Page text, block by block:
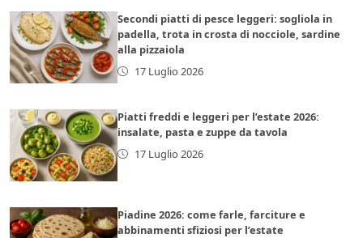
Secondi piatti di pesce leggeri: sogliola in
padella, trota in crosta di nocciole, sardine
alla pizzaiola
17 Luglio 2026
Piatti freddi e leggeri per l’estate 2026:
insalate, pasta e zuppe da tavola
17 Luglio 2026
Piadine 2026: come farle, farciture e
abbinamenti sfiziosi per l’estate